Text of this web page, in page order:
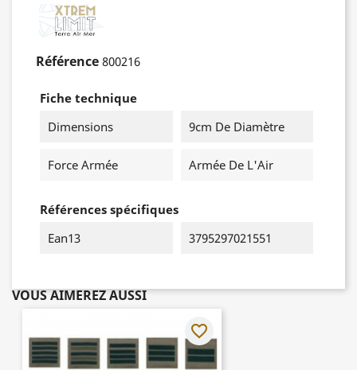
Référence 800216
Fiche technique
Dimensions
9cm De Diamètre
Force Armée Armée De L'Air
Références spécifiques
Ean13
3795297021551
VOUS AIMEREZ AUSSI
favorite_border